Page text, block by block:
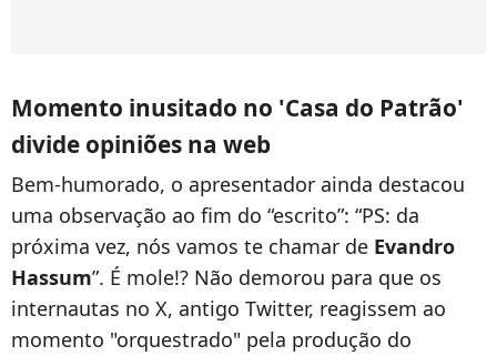
Momento inusitado no 'Casa do Patrão'
divide opiniões na web
Bem-humorado, o apresentador ainda destacou
uma observação ao fim do “escrito”: “PS: da
próxima vez, nós vamos te chamar de Evandro
Hassum”. É mole!? Não demorou para que os
internautas no X, antigo Twitter, reagissem ao
momento "orquestrado" pela produção do